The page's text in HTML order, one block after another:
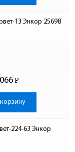
13 Энкор 25698
Р
-
224-63 Энкор